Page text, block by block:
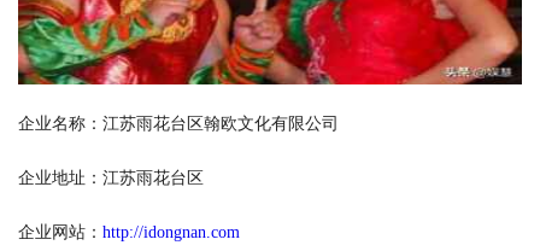
企业名称：江苏雨花台区翰欧文化有限公司
企业地址：江苏雨花台区
企业网站： http://idongnan.com